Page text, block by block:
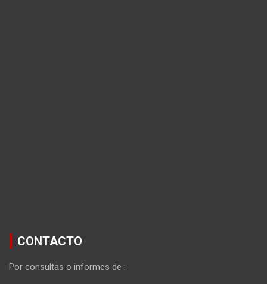
CONTACTO
Por consultas o informes de :